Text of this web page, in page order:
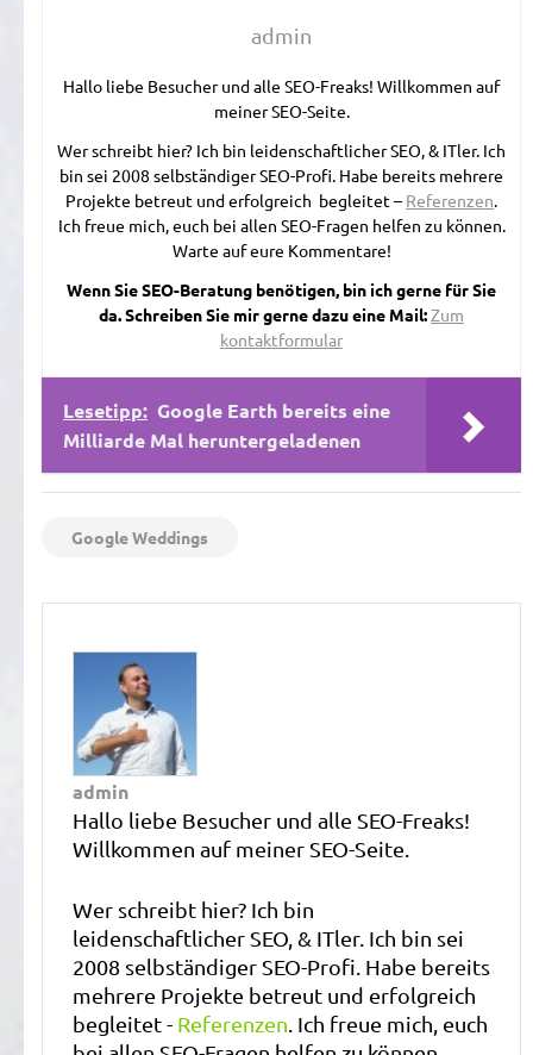
admin
Hallo liebe Besucher und alle SEO-Freaks! Willkommen auf
meiner SEO-Seite.
Wer schreibt hier? Ich bin leidenschaftlicher SEO, & ITler. Ich
bin sei 2008 selbständiger SEO-Profi. Habe bereits mehrere
Projekte betreut und erfolgreich begleitet – Referenzen.
Ich freue mich, euch bei allen SEO-Fragen helfen zu können.
Warte auf eure Kommentare!
Wenn Sie SEO-Beratung benötigen, bin ich gerne für Sie
da. Schreiben Sie mir gerne dazu eine Mail:Zum
kontaktformular
Lesetipp: Google Earth bereits eine
Milliarde Mal heruntergeladenen
Google Weddings
admin
Hallo liebe Besucher und alle SEO-Freaks!
Willkommen auf meiner SEO-Seite.
Wer schreibt hier? Ich bin
leidenschaftlicher SEO, & ITler. Ich bin sei
2008 selbständiger SEO-Profi. Habe bereits
mehrere Projekte betreut und erfolgreich
begleitet - Referenzen . Ich freue mich, euch